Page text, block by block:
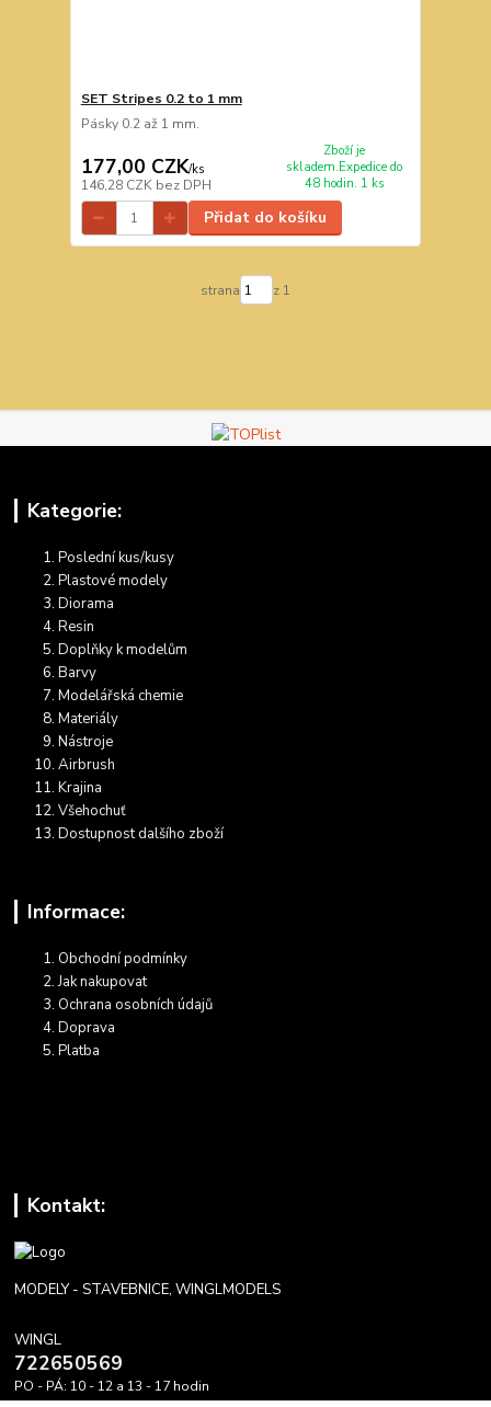
SET Stripes 0.2 to 1 mm
Pásky 0.2 až 1 mm.
177,00 CZK/ks
146,28 CZK bez DPH
Zboží je
skladem.Expedice do
48 hodin. 1 ks
Přidat do košíku
strana z 1
Kategorie:
Poslední kus/kusy
Plastové modely
Diorama
Resin
Doplňky k modelům
Barvy
Modelářská chemie
Materiály
Nástroje
Airbrush
Krajina
Všehochuť
Dostupnost dalšího zboží
Informace:
Obchodní podmínky
Jak nakupovat
Ochrana osobních údajů
Doprava
Platba
Kontakt:
MODELY - STAVEBNICE, WINGLMODELS
WINGL
722650569
PO - PÁ: 10 - 12 a 13 - 17 hodin